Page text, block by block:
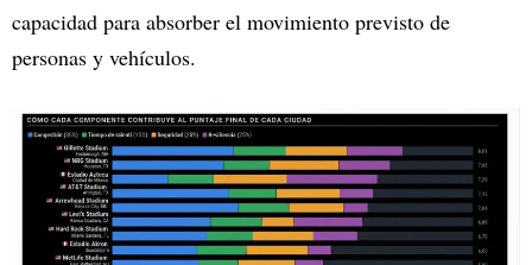
capacidad para absorber el movimiento previsto de
personas y vehículos.